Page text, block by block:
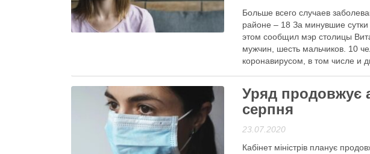
Корисна інформація
Больше всего случаев
районе – 18 За минувшие
этом сообщил мэр столицы
мужчин, шесть мальчиков. 10
коронавирусом, в том числе и
Читати далі
Уряд продовжує
серпня
23.07.2020
Кабінет міністрів планує